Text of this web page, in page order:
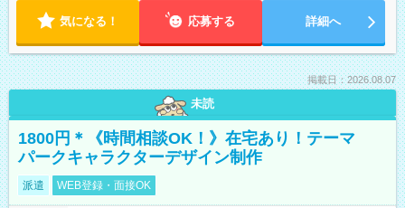
気になる！ 応募する 詳細へ
掲載日：2026.08.07
未読
1800円＊《時間相談OK！》在宅あり！テーマ
パークキャラクターデザイン制作
派遣 WEB登録・面接OK